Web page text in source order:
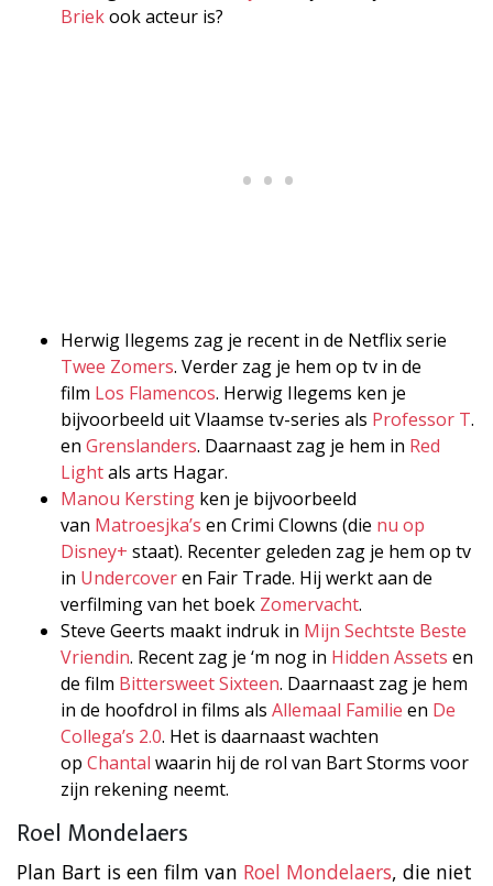
Briekook acteur is?
Herwig Ilegems zag je recent in de Netflix serie
Twee Zomers. Verder zag je hem op tv in de
film Los Flamencos. Herwig Ilegems ken je
bijvoorbeeld uit Vlaamse tv-series als Professor T.
en Grenslanders. Daarnaast zag je hem in Red
Lightals arts Hagar.
Manou Kersting ken je bijvoorbeeld
van Matroesjka’s en Crimi Clowns (die nu op
Disney+ staat). Recenter geleden zag je hem op tv
in Undercoveren Fair Trade. Hij werkt aan de
verfilming van het boek Zomervacht.
Steve Geerts maakt indruk in Mijn Sechtste Beste
Vriendin. Recent zag je ‘m nog in Hidden Assets en
de film Bittersweet Sixteen. Daarnaast zag je hem
in de hoofdrol in films als Allemaal Familie en De
Collega’s 2.0. Het is daarnaast wachten
op Chantal waarin hij de rol van Bart Storms voor
zijn rekening neemt.
Roel Mondelaers
Plan Bart is een film van Roel Mondelaers, die niet